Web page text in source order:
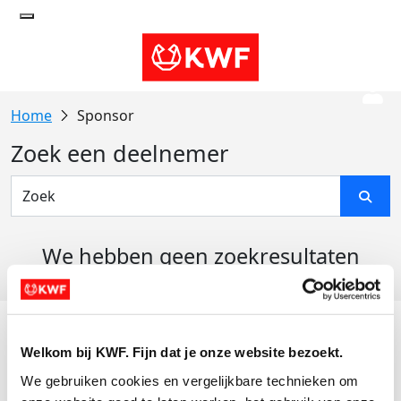
Welkom bij KWF. Fijn dat je onze website bezoekt.
We gebruiken cookies en vergelijkbare technieken om
Sponsor
Zoek een deelnemer
We hebben geen zoekresultaten
Actiematerialen
Evenementen